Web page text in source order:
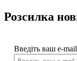
Розсилка
Введіть ваш e-mail